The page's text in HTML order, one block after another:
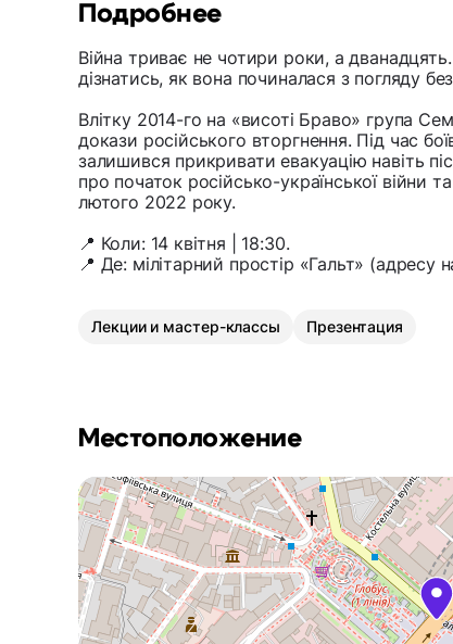
Подробнее
Війна триває не чотири роки, а
дізнатись, як вона починалася з погляду
Влітку 2014-го на «висоті Браво» група
докази російського вторгнення. Під час
залишився прикривати евакуацію навіть
про початок російсько-української війни
лютого 2022 року.
📍 Коли: 14 квітня | 18:30.
📍 Де: мілітарний простір «Гальт» (адресу
Лекции и мастер-классы Презентация
Местоположение